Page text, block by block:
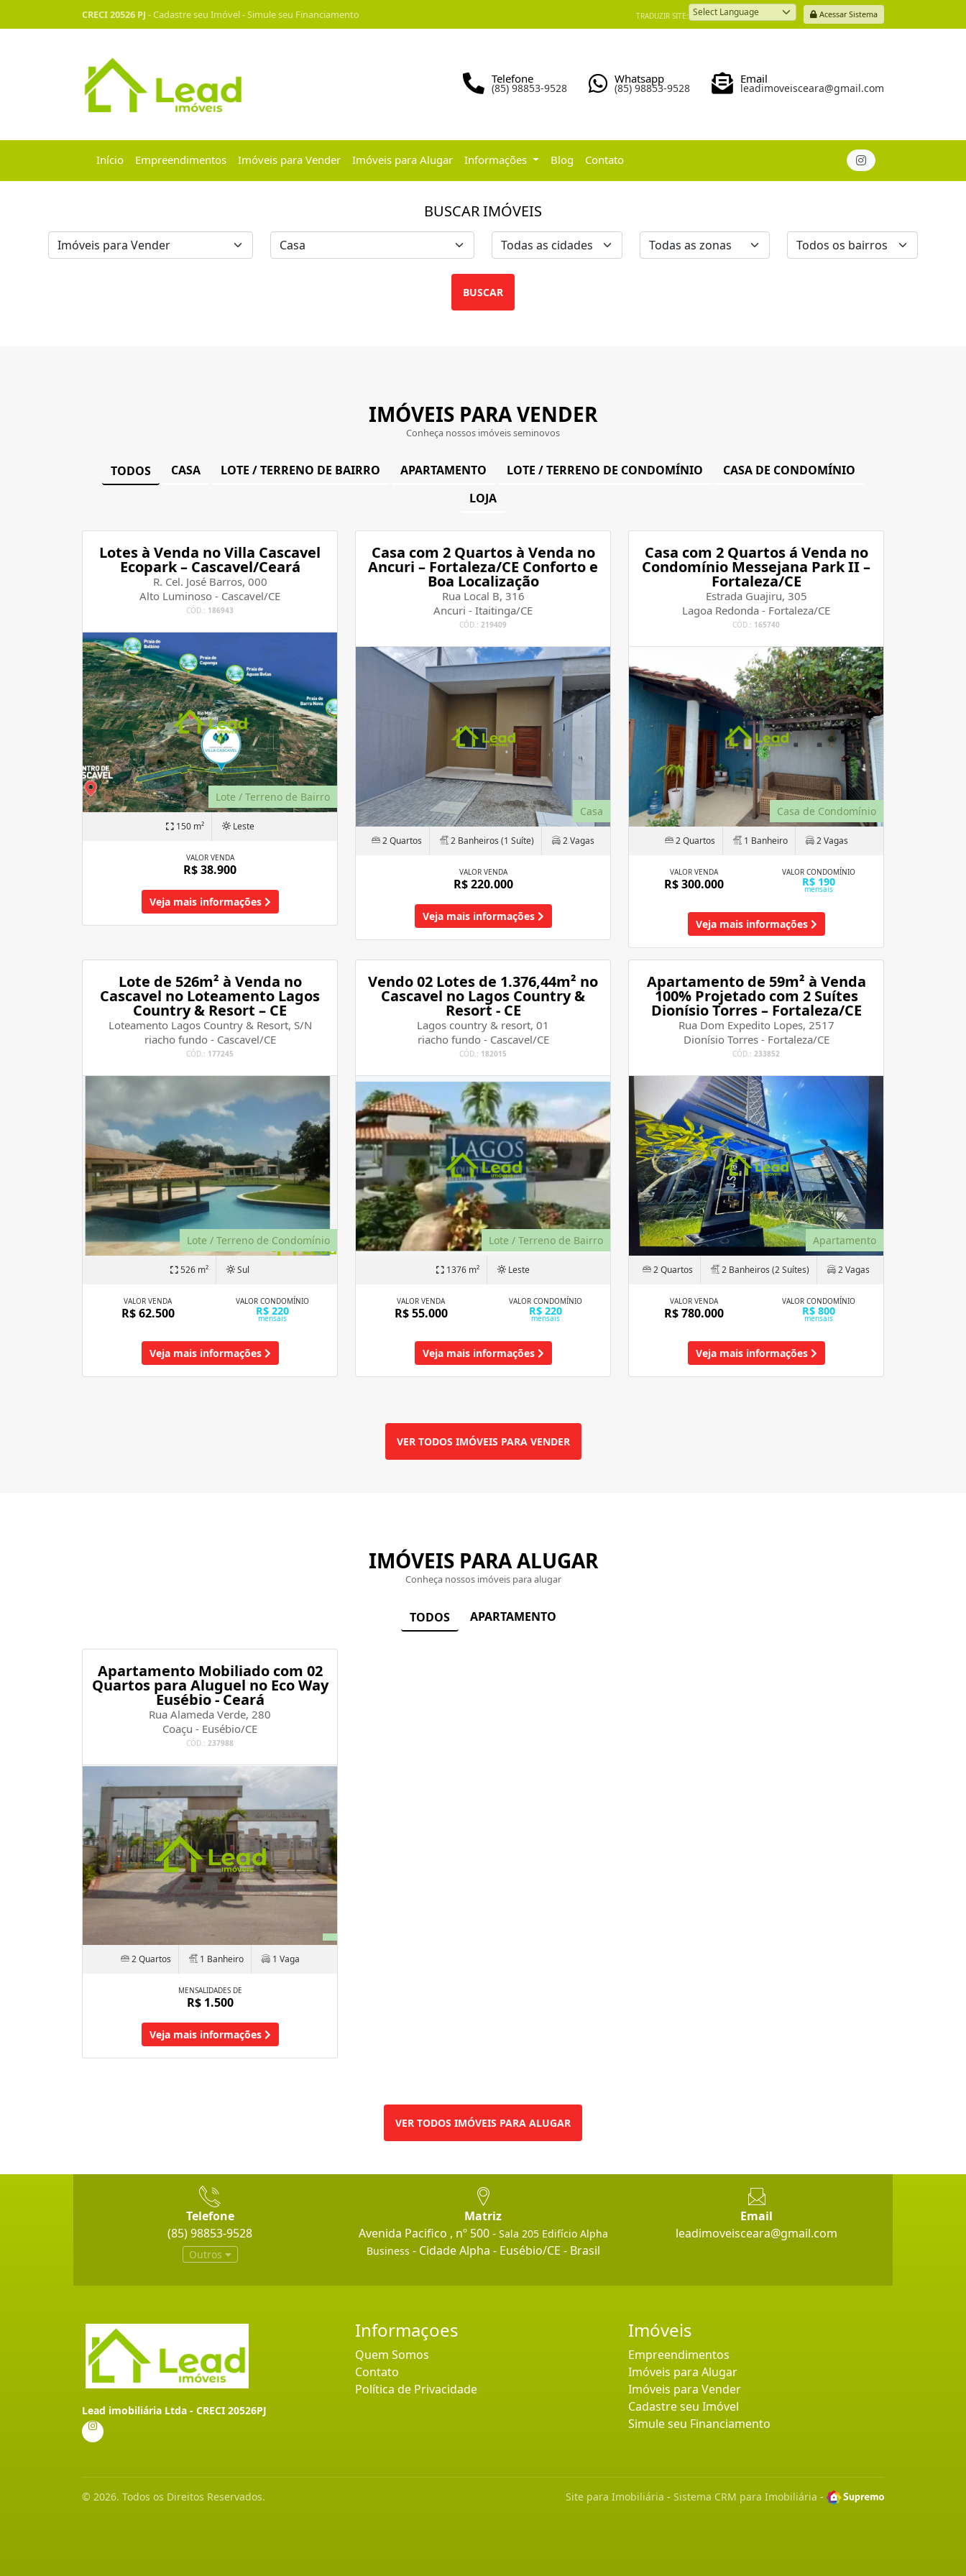
CRECI 20526 PJ -Cadastre seu Imóvel-Simule seu Financiamento Acessar Sistema
TRADUZIR SITE:
Email
leadimoveisceara@gmail.com
Whatsapp
(85) 98853-9528
Telefone
(85) 98853-9528
Início Empreendimentos Imóveis para Vender Imóveis para Alugar Informações Blog Contato
BUSCAR IMÓVEIS
BUSCAR
IMÓVEIS PARA VENDER
Conheça nossos imóveis seminovos
TODOS CASA LOTE / TERRENO DE BAIRRO APARTAMENTO LOTE / TERRENO DE CONDOMÍNIO
CASA DE CONDOMÍNIO
LOJA
Lotes à Venda no Villa Cascavel
Ecopark – Cascavel/Ceará
R. Cel. José Barros, 000
Alto Luminoso - Cascavel/CE
CÓD.: 186943
Lote / Terreno de Bairro
150 m² Leste
VALOR VENDA
R$ 38.900
Veja mais informações
Casa com 2 Quartos à Venda no
Ancuri – Fortaleza/CE Conforto e
Boa Localização
Rua Local B, 316
Ancuri - Itaitinga/CE
CÓD.: 219409
Casa
2 Quartos 2 Banheiros (1 Suíte) 2 Vagas
VALOR VENDA
R$ 220.000
Veja mais informações
Casa com 2 Quartos á Venda no
Condomínio Messejana Park II –
Fortaleza/CE
Estrada Guajiru, 305
Lagoa Redonda - Fortaleza/CE
CÓD.: 165740
Casa de Condomínio
2 Quartos 1 Banheiro 2 Vagas
VALOR VENDA
R$ 300.000
VALOR CONDOMÍNIO
R$ 190
mensais
Veja mais informações
Lote de 526m² à Venda no
Cascavel no Loteamento Lagos
Country & Resort – CE
Loteamento Lagos Country & Resort, S/N
riacho fundo - Cascavel/CE
CÓD.: 177245
Lote / Terreno de Condomínio
526 m² Sul
VALOR VENDA
R$ 62.500
VALOR CONDOMÍNIO
R$ 220
mensais
Veja mais informações
Vendo 02 Lotes de 1.376,44m² no
Cascavel no Lagos Country &
Resort - CE
Lagos country & resort, 01
riacho fundo - Cascavel/CE
CÓD.: 182015
Lote / Terreno de Bairro
1376 m² Leste
VALOR VENDA
R$ 55.000
VALOR CONDOMÍNIO
R$ 220
mensais
Veja mais informações
Apartamento de 59m² à Venda
100% Projetado com 2 Suítes
Dionísio Torres – Fortaleza/CE
Rua Dom Expedito Lopes, 2517
Dionísio Torres - Fortaleza/CE
CÓD.: 233852
Apartamento
2 Quartos 2 Banheiros (2 Suítes) 2 Vagas
VALOR VENDA
R$ 780.000
VALOR CONDOMÍNIO
R$ 800
mensais
Veja mais informações
VER TODOS IMÓVEIS PARA VENDER
IMÓVEIS PARA ALUGAR
Conheça nossos imóveis para alugar
TODOS APARTAMENTO
Apartamento Mobiliado com 02
Quartos para Aluguel no Eco Way
Eusébio - Ceará
Rua Alameda Verde, 280
Coaçu - Eusébio/CE
CÓD.: 237988
2 Quartos 1 Banheiro 1 Vaga
MENSALIDADES DE
R$ 1.500
Veja mais informações
VER TODOS IMÓVEIS PARA ALUGAR
Telefone
(85) 98853-9528
Outros
Matriz
Avenida Pacifico , nº 500 - Sala 205 Edifício Alpha
Business - Cidade Alpha - Eusébio/CE - Brasil
Email
leadimoveisceara@gmail.com
Lead imobiliária Ltda - CRECI 20526PJ
Informaçoes
Quem Somos
Contato
Política de Privacidade
Imóveis
Empreendimentos
Imóveis para Alugar
Imóveis para Vender
Cadastre seu Imóvel
Simule seu Financiamento
© 2026. Todos os Direitos Reservados. Site para Imobiliária - Sistema CRM para Imobiliária -